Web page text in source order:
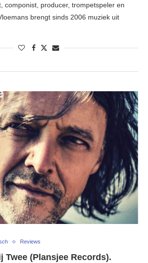
componist, producer, trompetspeler en
brengt sinds 2006 muziek uit
Reviews
Twee (Plansjee Records).